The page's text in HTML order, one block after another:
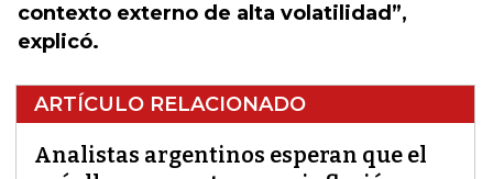
contexto externo de alta volatilidad”,
explicó.
ARTÍCULO RELACIONADO
Analistas argentinos esperan que el